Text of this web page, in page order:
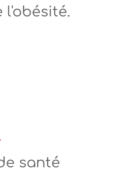
l'obésité.
santé